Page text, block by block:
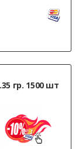
гр. 1500 шт